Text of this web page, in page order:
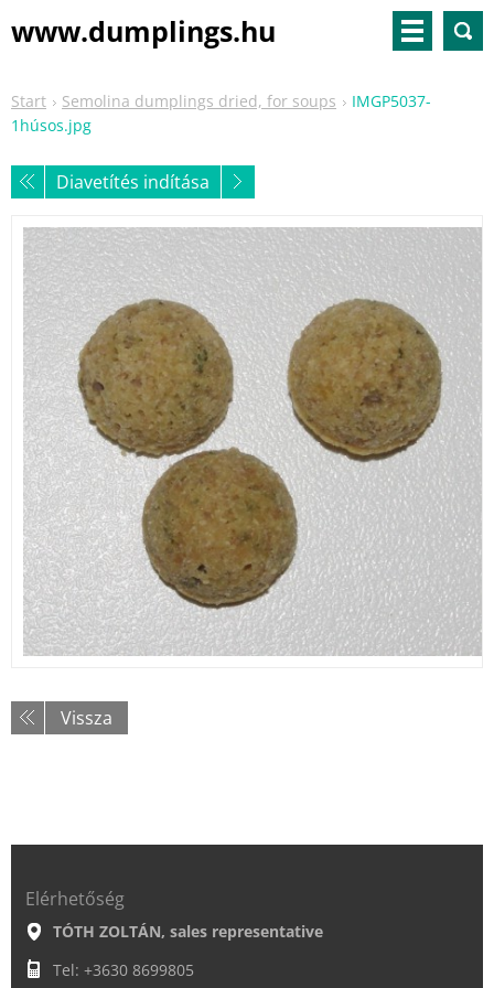
www.dumplings.hu
Start Semolina dumplings dried, for soups
IMGP5037-
1húsos.jpg
Diavetítés indítása
Vissza
Elérhetőség
TÓTH ZOLTÁN, sales representative
Tel: +3630 8699805